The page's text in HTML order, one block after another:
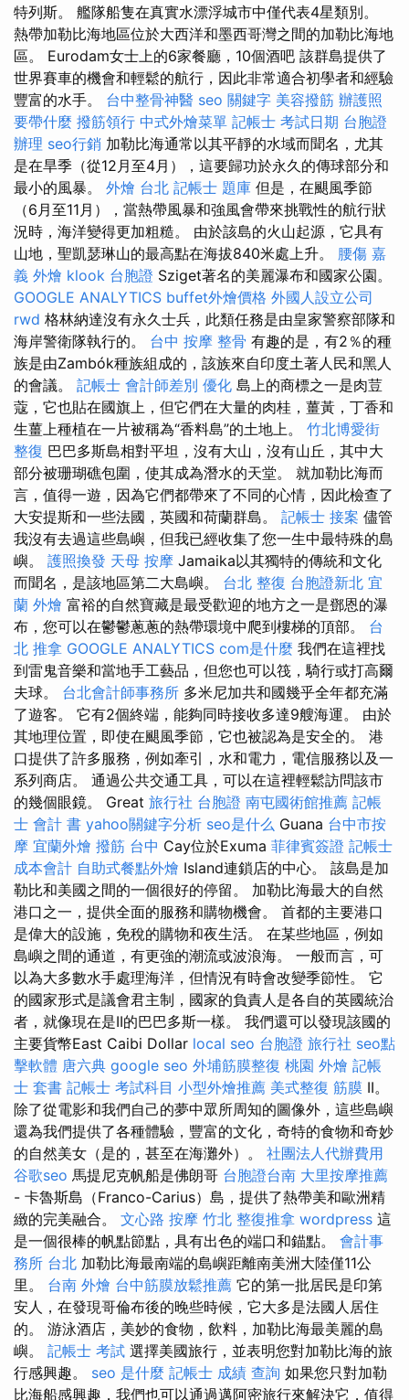
特列斯。 艦隊船隻在真實水漂浮城市中僅代表4星類別。
熱帶加勒比海地區位於大西洋和墨西哥灣之間的加勒比海地
區。 Eurodam女士上的6家餐廳，10個酒吧 該群島提供了
世界賽車的機會和輕鬆的航行，因此非常適合初學者和經驗
豐富的水手。 台中整骨神醫 seo 關鍵字 美容撥筋 辦護照
要帶什麼 撥筋領行 中式外燴菜單 記帳士 考試日期 台胞證
辦理 seo行銷 加勒比海通常以其平靜的水域而聞名，尤其
是在旱季（從12月至4月），這要歸功於永久的傳球部分和
最小的風暴。 外燴 台北 記帳士 題庫 但是，在颶風季節
（6月至11月），當熱帶風暴和強風會帶來挑戰性的航行狀
況時，海洋變得更加粗糙。 由於該島的火山起源，它具有
山地，聖凱瑟琳山的最高點在海拔840米處上升。 腰傷 嘉
義 外燴 klook 台胞證 Sziget著名的美麗瀑布和國家公園。
GOOGLE ANALYTICS buffet外燴價格 外國人設立公司
rwd 格林納達沒有永久士兵，此類任務是由皇家警察部隊和
海岸警衛隊執行的。 台中 按摩 整骨 有趣的是，有2％的種
族是由Zambók種族組成的，該族來自印度土著人民和黑人
的會議。 記帳士 會計師差別 優化 島上的商標之一是肉荳
蔻，它也貼在國旗上，但它們在大量的肉桂，薑黃，丁香和
生薑上種植在一片被稱為“香料島”的土地上。 竹北博愛街
整復 巴巴多斯島相對平坦，沒有大山，沒有山丘，其中大
部分被珊瑚礁包圍，使其成為潛水的天堂。 就加勒比海而
言，值得一遊，因為它們都帶來了不同的心情，因此檢查了
大安提斯和一些法國，英國和荷蘭群島。 記帳士 接案 儘管
我沒有去過這些島嶼，但我已經收集了您一生中最特殊的島
嶼。 護照換發 天母 按摩 Jamaika以其獨特的傳統和文化
而聞名，是該地區第二大島嶼。 台北 整復 台胞證新北 宜
蘭 外燴 富裕的自然寶藏是最受歡迎的地方之一是鄧恩的瀑
布，您可以在鬱鬱蔥蔥的熱帶環境中爬到樓梯的頂部。 台
北 推拿 GOOGLE ANALYTICS com是什麼 我們在這裡找
到雷鬼音樂和當地手工藝品，但您也可以筏，騎行或打高爾
夫球。 台北會計師事務所 多米尼加共和國幾乎全年都充滿
了遊客。 它有2個終端，能夠同時接收多達9艘海運。 由於
其地理位置，即使在颶風季節，它也被認為是安全的。 港
口提供了許多服務，例如牽引，水和電力，電信服務以及一
系列商店。 通過公共交通工具，可以在這裡輕鬆訪問該市
的幾個眼鏡。 Great 旅行社 台胞證 南屯國術館推薦 記帳
士 會計 書 yahoo關鍵字分析 seo是什么 Guana 台中市按
摩 宜蘭外燴 撥筋 台中 Cay位於Exuma 菲律賓簽證 記帳士
成本會計 自助式餐點外燴 Island連鎖店的中心。 該島是加
勒比和美國之間的一個很好的停留。 加勒比海最大的自然
港口之一，提供全面的服務和購物機會。 首都的主要港口
是偉大的設施，免稅的購物和夜生活。 在某些地區，例如
島嶼之間的通道，有更強的潮流或波浪海。 一般而言，可
以為大多數水手處理海洋，但情況有時會改變季節性。 它
的國家形式是議會君主制，國家的負責人是各自的英國統治
者，就像現在是II的巴巴多斯一樣。 我們還可以發現該國的
主要貨幣East Caibi Dollar local seo 台胞證 旅行社 seo點
擊軟體 唐六典 google seo 外埔筋膜整復 桃園 外燴 記帳
士 套書 記帳士 考試科目 小型外燴推薦 美式整復 筋膜 II。
除了從電影和我們自己的夢中眾所周知的圖像外，這些島嶼
還為我們提供了各種體驗，豐富的文化，奇特的食物和奇妙
的自然美女（是的，甚至在海灘外）。 社團法人代辦費用
谷歌seo 馬提尼克帆船是佛朗哥 台胞證台南 大里按摩推薦
- 卡魯斯島（Franco-Carius）島，提供了熱帶美和歐洲精
緻的完美融合。 文心路 按摩 竹北 整復推拿 wordpress 這
是一個很棒的帆點節點，具有出色的端口和錨點。 會計事
務所 台北 加勒比海最南端的島嶼距離南美洲大陸僅11公
里。 台南 外燴 台中筋膜放鬆推薦 它的第一批居民是印第
安人，在發現哥倫布後的晚些時候，它大多是法國人居住
的。 游泳酒店，美妙的食物，飲料，加勒比海最美麗的島
嶼。 記帳士 考試 選擇美國旅行，並表明您對加勒比海的旅
行感興趣。 seo 是什麼 記帳士 成績 查詢 如果您只對加勒
比海船感興趣，我們也可以通過邁阿密旅行來解決它，值得